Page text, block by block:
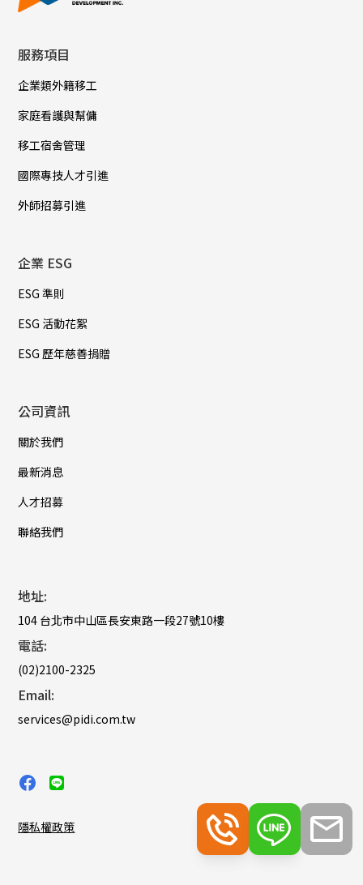
服務項目
企業類外籍移工
家庭看護與幫傭
移工宿舍管理
國際專技人才引進
外師招募引進
企業 ESG
ESG 準則
ESG 活動花絮
ESG 歷年慈善捐贈
公司資訊
關於我們
最新消息
人才招募
聯絡我們
地址:
104 台北市中山區長安東路一段27號10樓
電話:
(02)2100-2325
Email:
services@pidi.com.tw
隱私權政策